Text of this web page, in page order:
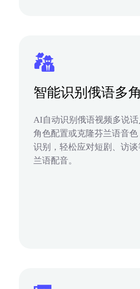
智能识别俄语多
AI自动识别俄语视频多说
角色配置或克隆芬兰语音
识别，轻松应对短剧、访
兰语配音。